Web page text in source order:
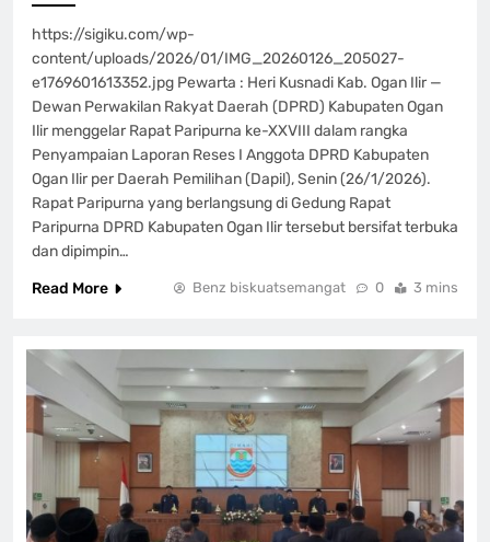
https://sigiku.com/wp-
content/uploads/2026/01/IMG_20260126_205027-
e1769601613352.jpg Pewarta : Heri Kusnadi Kab. Ogan Ilir —
Dewan Perwakilan Rakyat Daerah (DPRD) Kabupaten Ogan
Ilir menggelar Rapat Paripurna ke-XXVIII dalam rangka
Penyampaian Laporan Reses I Anggota DPRD Kabupaten
Ogan Ilir per Daerah Pemilihan (Dapil), Senin (26/1/2026).
Rapat Paripurna yang berlangsung di Gedung Rapat
Paripurna DPRD Kabupaten Ogan Ilir tersebut bersifat terbuka
dan dipimpin…
Read More
Benz biskuatsemangat 0 3 mins